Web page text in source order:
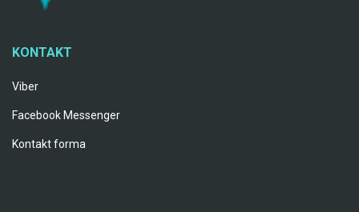
KONTAKT
Viber
Facebook Messenger
Kontakt forma